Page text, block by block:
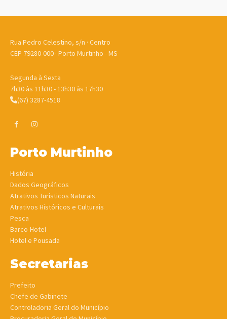
Rua Pedro Celestino, s/n · Centro
CEP 79280-000 · Porto Murtinho - MS
Segunda à Sexta
7h30 às 11h30 - 13h30 às 17h30
(67) 3287-4518
Porto Murtinho
História
Dados Geográficos
Atrativos Turísticos Naturais
Atrativos Históricos e Culturais
Pesca
Barco-Hotel
Hotel e Pousada
Secretarias
Prefeito
Chefe de Gabinete
Controladoria Geral do Município